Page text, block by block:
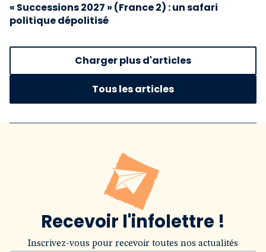
« Successions 2027 » (France 2) : un safari
politique dépolitisé
Charger plus d'articles
Tous les articles
Recevoir l'infolettre !
Inscrivez-vous pour recevoir toutes nos actualités